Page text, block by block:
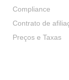
Compliance
Contrato de
Preços e Taxas